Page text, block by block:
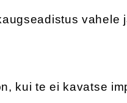
vahele
kui te ei kavatse